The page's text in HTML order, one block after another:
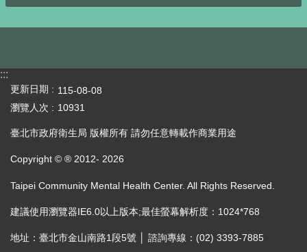
:::
更新日期
115-08-08
瀏覽人次
10931
臺北市政府衛生局 版權所有 請勿任意轉載作商業用途
Copyright © ® 2012- 2026
Taipei Community Mental Health Center. All Rights Reserved.
建議使用瀏覽器IE6.0以上版本;最佳螢幕解析度：1024*768
地址：臺北市金山南路1段5號 │ 諮詢專線：(02) 3393-7885